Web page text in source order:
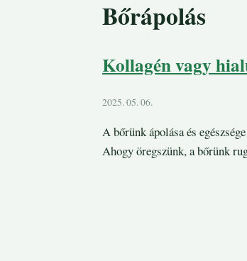
Bőrápolás
Kollagén vagy
2025. 05. 06.
A bőrünk ápolása és
Ahogy öregszünk, a bőrünk